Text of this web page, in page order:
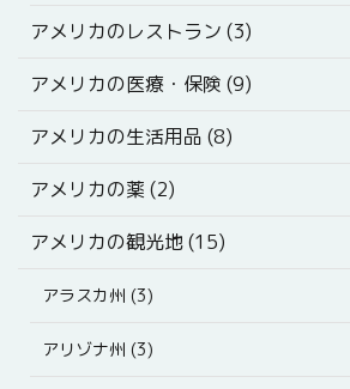
アメリカのレストラン (3)
アメリカの医療・保険 (9)
アメリカの生活用品 (8)
アメリカの薬 (2)
アメリカの観光地 (15)
アラスカ州 (3)
アリゾナ州 (3)